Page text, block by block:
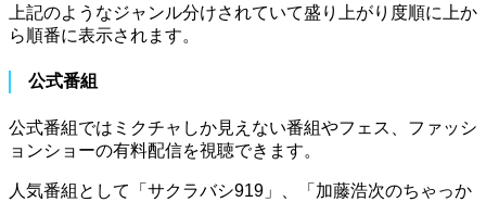
上記のようなジャンル分けされていて盛り上がり度順に上か
ら順番に表示されます。
公式番組
公式番組ではミクチャしか見えない番組やフェス、ファッシ
ョンショーの有料配信を視聴できます。
人気番組として「サクラバシ919」、「加藤浩次のちゃっか